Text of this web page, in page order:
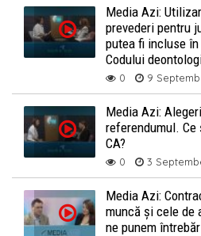
Media Azi:
prevederi pentru
putea fi incluse
Codului
0 9
Media Azi:
referendumul.
CA?
0 3
Media Azi:
muncă și cele de
ne punem